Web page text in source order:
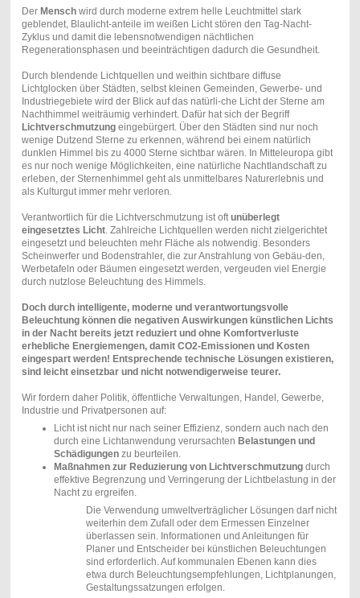
Der Menschwird durch moderne extrem helle Leuchtmittel stark
geblendet, Blaulicht-anteile im weißen Licht stören den Tag-Nacht-
Zyklus und damit die lebensnotwendigen nächtlichen
Regenerationsphasen und beeinträchtigen dadurch die Gesundheit.
Durch blendende Lichtquellen und weithin sichtbare diffuse
Lichtglocken über Städten, selbst kleinen Gemeinden, Gewerbe- und
Industriegebiete wird der Blick auf das natürli-che Licht der Sterne am
Nachthimmel weiträumig verhindert. Dafür hat sich der Begriff
Lichtverschmutzungeingebürgert. Über den Städten sind nur noch
wenige Dutzend Sterne zu erkennen, während bei einem natürlich
dunklen Himmel bis zu 4000 Sterne sichtbar wären. In Mitteleuropa gibt
es nur noch wenige Möglichkeiten, eine natürliche Nachtlandschaft zu
erleben, der Sternenhimmel geht als unmittelbares Naturerlebnis und
als Kulturgut immer mehr verloren.
Verantwortlich für die Lichtverschmutzung ist oftunüberlegt
eingesetztes Licht. Zahlreiche Lichtquellen werden nicht zielgerichtet
eingesetzt und beleuchten mehr Fläche als notwendig. Besonders
Scheinwerfer und Bodenstrahler, die zur Anstrahlung von Gebäu-den,
Werbetafeln oder Bäumen eingesetzt werden, vergeuden viel Energie
durch nutzlose Beleuchtung des Himmels.
Doch durch intelligente, moderne und verantwortungsvolle
Beleuchtung können die negativen Auswirkungen künstlichen Lichts
in der Nacht bereits jetzt reduziert und ohne Komfortverluste
erhebliche Energiemengen, damit CO2-Emissionen und Kosten
eingespart werden! Entsprechende technische Lösungen existieren,
sind leicht einsetzbar und nicht notwendigerweise teurer.
Wir fordern daher Politik, öffentliche Verwaltungen, Handel, Gewerbe,
Industrie und Privatpersonen auf:
Licht ist nicht nur nach seiner Effizienz, sondern auch nach den
durch eine Lichtanwendung verursachten Belastungen und
Schädigungenzu beurteilen.
Maßnahmen zur Reduzierung von Lichtverschmutzungdurch
effektive Begrenzung und Verringerung der Lichtbelastung in der
Nacht zu ergreifen.
Die Verwendung umweltverträglicher Lösungen darf nicht
weiterhin dem Zufall oder dem Ermessen Einzelner
überlassen sein. Informationen und Anleitungen für
Planer und Entscheider bei künstlichen Beleuchtungen
sind erforderlich. Auf kommunalen Ebenen kann dies
etwa durch Beleuchtungsempfehlungen, Lichtplanungen,
Gestaltungssatzungen erfolgen.